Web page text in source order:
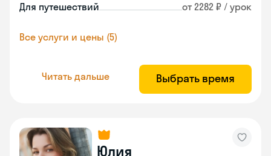
Для путешествий от 2282 ₽ / урок
Все услуги и цены (5)
Читать дальше Выбрать время
Юлия